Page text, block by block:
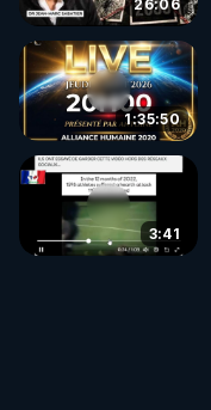
26:06
1:35:50
3:41